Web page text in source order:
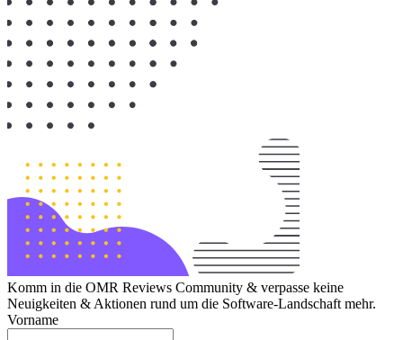
Komm in die OMR Reviews Community & verpasse keine
Neuigkeiten & Aktionen rund um die Software-Landschaft mehr.
Vorname